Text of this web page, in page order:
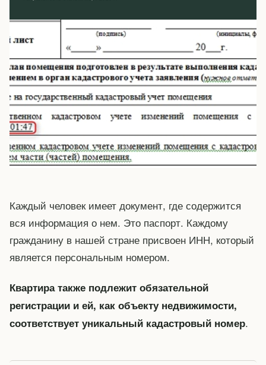
Каждый человек имеет документ, где содержится
вся информация о нем. Это паспорт. Каждому
гражданину в нашей стране присвоен ИНН, который
является персональным номером.
Квартира также подлежит обязательной
регистрации и ей, как объекту недвижимости,
соответствует уникальный кадастровый номер.